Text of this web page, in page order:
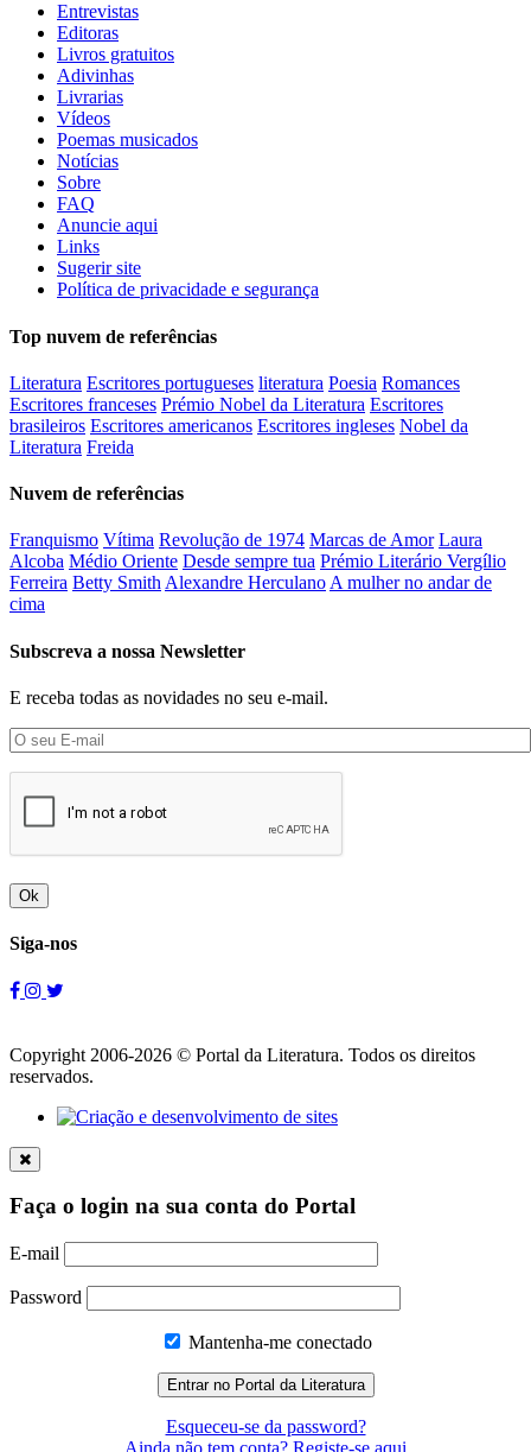
Entrevistas
Editoras
Livros gratuitos
Adivinhas
Livrarias
Vídeos
Poemas musicados
Notícias
Sobre
FAQ
Anuncie aqui
Links
Sugerir site
Política de privacidade e segurança
Top nuvem de referências
Literatura Escritores portugueses literatura Poesia Romances
Escritores franceses Prémio Nobel da Literatura Escritores
brasileiros Escritores americanos Escritores ingleses Nobel da
Literatura Freida
Nuvem de referências
Franquismo Vítima Revolução de 1974 Marcas de Amor Laura
Alcoba Médio Oriente Desde sempre tua Prémio Literário Vergílio
Ferreira Betty SmithAlexandre HerculanoA mulher no andar de
cima
Subscreva a nossa Newsletter
E receba todas as novidades no seu e-mail.
Ok
Siga-nos
Copyright 2006-2026 © Portal da Literatura. Todos os direitos
reservados.
Faça o login na sua conta do Portal
E-mail
Password
Mantenha-me conectado
Esqueceu-se da password?
Ainda não tem conta? Registe-se aqui